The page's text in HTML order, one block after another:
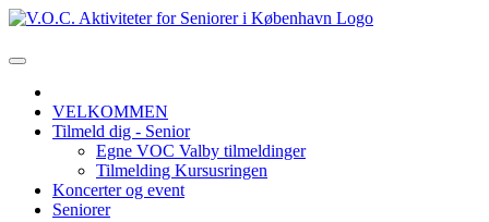
VELKOMMEN
Tilmeld dig - Senior
Egne VOC Valby tilmeldinger
Tilmelding Kursusringen
Koncerter og event
Seniorer